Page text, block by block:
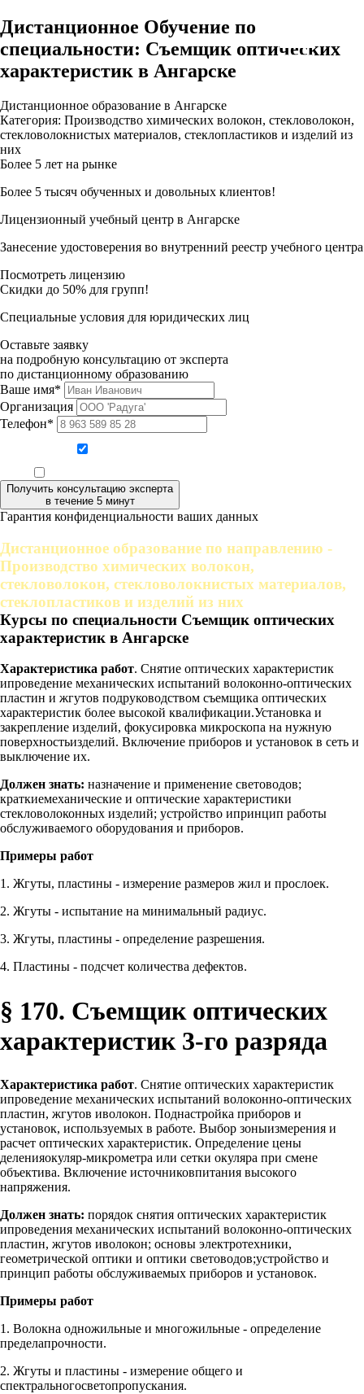
Дистанционное Обучение по
специальности: Съемщик оптических
характеристик в Ангарске
Дистанционное образование в Ангарске
Категория: Производство химических волокон, стекловолокон,
стекловолокнистых материалов, стеклопластиков и изделий из
них
Более 5 лет на рынке
Более 5 тысяч обученных и довольных клиентов!
Лицензионный учебный центр в Ангарске
Занесение удостоверения во внутренний реестр учебного центра
Посмотреть лицензию
Скидки до 50% для групп!
Специальные условия для юридических лиц
Оставьте заявку
на подробную консультацию от эксперта
по дистанционному образованию
Ваше имя*
Организация
Телефон*
Получить консультацию эксперта
в течение 5 минут
Гарантия конфиденциальности ваших данных
Дистанционное образование по направлению -
Производство химических волокон,
стекловолокон, стекловолокнистых материалов,
стеклопластиков и изделий из них
Курсы по специальности Съемщик оптических
характеристик в Ангарске
Характеристика работ. Снятие оптических характеристик
ипроведение механических испытаний волоконно-оптических
пластин и жгутов подруководством съемщика оптических
характеристик более высокой квалификации.Установка и
закрепление изделий, фокусировка микроскопа на нужную
поверхностьизделий. Включение приборов и установок в сеть и
выключение их.
Должен знать: назначение и применение световодов;
краткиемеханические и оптические характеристики
стекловолоконных изделий; устройство ипринцип работы
обслуживаемого оборудования и приборов.
Примеры работ
1. Жгуты, пластины - измерение размеров жил и прослоек.
2. Жгуты - испытание на минимальный радиус.
3. Жгуты, пластины - определение разрешения.
4. Пластины - подсчет количества дефектов.
§ 170. Съемщик оптических
характеристик 3-го разряда
Характеристика работ. Снятие оптических характеристик
ипроведение механических испытаний волоконно-оптических
пластин, жгутов иволокон. Поднастройка приборов и
установок, используемых в работе. Выбор зоныизмерения и
расчет оптических характеристик. Определение цены
деленияокуляр-микрометра или сетки окуляра при смене
объектива. Включение источниковпитания высокого
напряжения.
Должен знать: порядок снятия оптических характеристик
ипроведения механических испытаний волоконно-оптических
пластин, жгутов иволокон; основы электротехники,
геометрической оптики и оптики световодов;устройство и
принцип работы обслуживаемых приборов и установок.
Примеры работ
1. Волокна одножильные и многожильные - определение
пределапрочности.
2. Жгуты и пластины - измерение общего и
спектральногосветопропускания.